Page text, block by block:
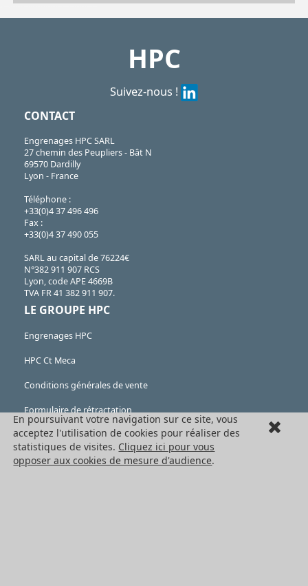
HPC
Suivez-nous !
CONTACT
Engrenages HPC SARL
27 chemin des Peupliers - Bât N
69570 Dardilly
Lyon - France
Téléphone :
+33(0)4 37 496 496
Fax :
+33(0)4 37 490 055
SARL au capital de 76224€
N°382 911 907 RCS
Lyon, code APE 4669B
TVA FR 41 382 911 907.
LE GROUPE HPC
Engrenages HPC
HPC Ct Meca
Conditions générales de vente
Formulaire de rétractation
Mentions légales
Cookies
En poursuivant votre navigation sur ce site, vous
acceptez l'utilisation de cookies pour réaliser des
statistiques de visites. Cliquez ici pour vous
opposer aux cookies de mesure d'audience.